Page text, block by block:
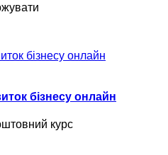
бізнесу онлайн
курс